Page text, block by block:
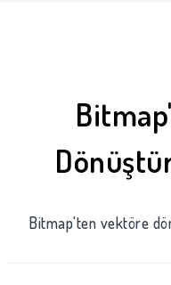
Bitmap'ten vektöre